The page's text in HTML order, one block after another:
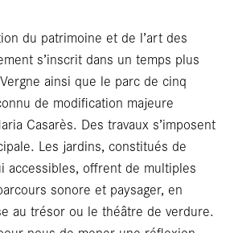
du patrimoine et de l’art des
s’inscrit dans un temps plus
ainsi que le parc de cinq
de modification majeure
Casarès. Des travaux s’imposent
Les jardins, constitués de
accessibles, offrent de multiples
sonore et paysager, en
au trésor ou le théâtre de verdure.